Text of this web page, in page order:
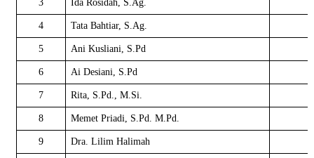
3 Ida Rosidah, S.Ag.
4 Tata Bahtiar, S.Ag.
5 Ani Kusliani, S.Pd
6 Ai Desiani, S.Pd
7 Rita, S.Pd., M.Si.
8 Memet Priadi, S.Pd. M.Pd.
9 Dra. Lilim Halimah